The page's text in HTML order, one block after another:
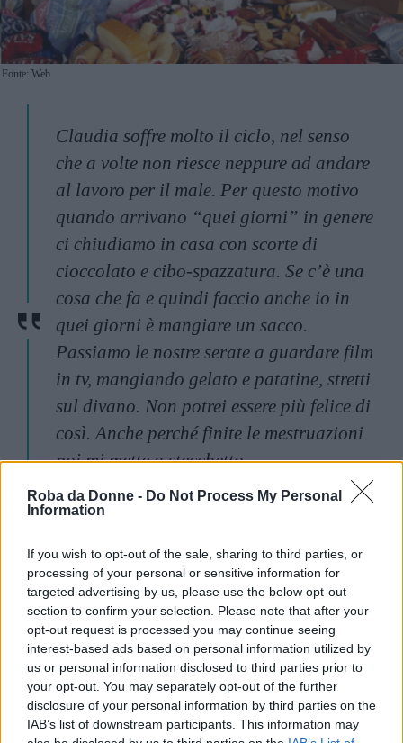
Roba da Donne - Do Not Process My Personal
Information
If you wish to opt-out of the sale, sharing to third parties, or
processing of your personal or sensitive information for
targeted advertising by us, please use the below opt-out
section to confirm your selection. Please note that after your
opt-out request is processed you may continue seeing
interest-based ads based on personal information utilized by
us or personal information disclosed to third parties prior to
your opt-out. You may separately opt-out of the further
disclosure of your personal information by third parties on the
IAB’s list of downstream participants. This information may
Fonte: Web
Claudia soffre molto il ciclo, nel senso
che a volte non riesce neppure ad andare
al lavoro per il male. Per questo motivo
quando arrivano “quei giorni” in genere
ci chiudiamo in casa con scorte di
cioccolato e cibo-spazzatura. Se c’è una
cosa che fa e quindi faccio anche io in
quei giorni è mangiare un sacco.
Passiamo le nostre serate a guardare film
in tv, mangiando gelato e patatine, stretti
sul divano. Non potrei essere più felice di
così. Anche perché finite le mestruazioni
poi mi mette a stecchetto.
Enrico, 35 anni
Ma poi ci sono due punti di vista totalmente
differenti:
Continua a leggere dopo la pubblicità
3. “Non voglio parlarne”